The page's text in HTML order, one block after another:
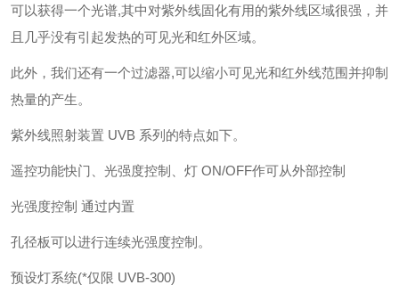
可以获得一个光谱,其中对紫外线固化有用的紫外线区域很强，并
且几乎没有引起发热的可见光和红外区域。
此外，我们还有一个过滤器,可以缩小可见光和红外线范围并抑制
热量的产生。
紫外线照射装置 UVB 系列的特点如下。
遥控功能快门、光强度控制、灯 ON/OFF作可从外部控制
光强度控制 通过内置
孔径板可以进行连续光强度控制。
预设灯系统(*仅限 UVB-300)